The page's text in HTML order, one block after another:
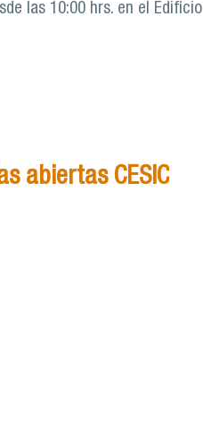
las 10:00 hrs. en el Edificio
abiertas CESIC